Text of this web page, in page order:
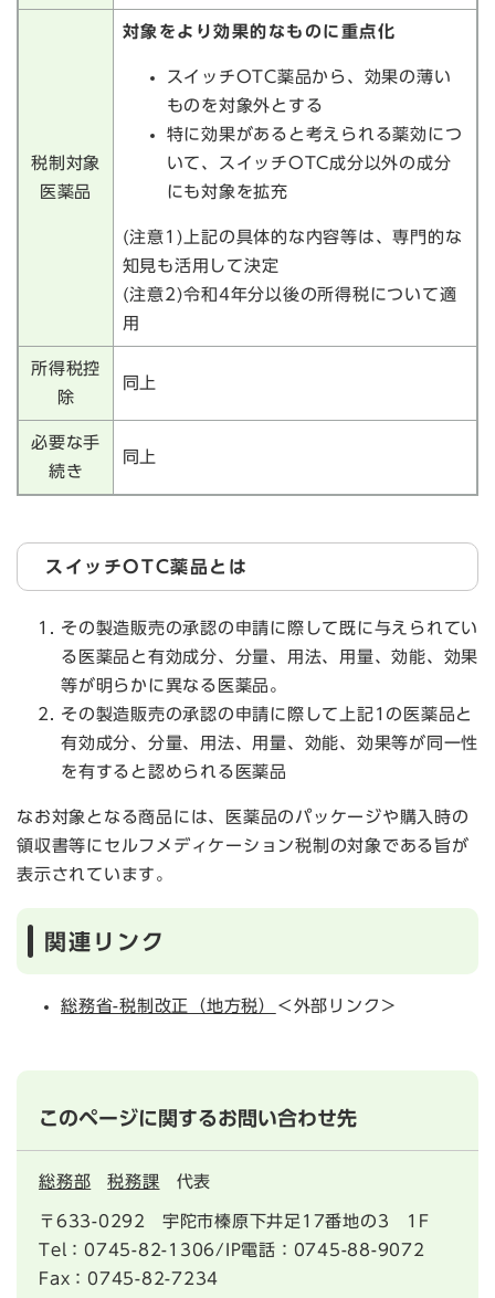
税制対象
医薬品
対象をより効果的なものに重点化
スイッチOTC薬品から、効果の薄い
ものを対象外とする
特に効果があると考えられる薬効につ
いて、スイッチOTC成分以外の成分
にも対象を拡充
(注意1)上記の具体的な内容等は、専門的な
知見も活用して決定
(注意2)令和4年分以後の所得税について適
用
所得税控
除
同上
必要な手
続き
同上
スイッチOTC薬品とは
その製造販売の承認の申請に際して既に与えられてい
る医薬品と有効成分、分量、用法、用量、効能、効果
等が明らかに異なる医薬品。
その製造販売の承認の申請に際して上記1の医薬品と
有効成分、分量、用法、用量、効能、効果等が同一性
を有すると認められる医薬品
なお対象となる商品には、医薬品のパッケージや購入時の
領収書等にセルフメディケーション税制の対象である旨が
表示されています。
関連リンク
総務省-税制改正（地方税） ＜外部リンク＞
このページに関するお問い合わせ先
総務部 税務課 代表
〒633-0292
宇陀市榛原下井足17番地の3 1F
Tel：0745-82-1306/IP電話：0745-88-9072
Fax：0745-82-7234